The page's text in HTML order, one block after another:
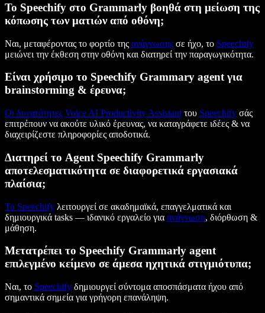
Το Speechify στο Grammarly βοηθά στη μείωση της
κόπωσης των ματιών από οθόνη;
Ναι, μεταφέροντας το φορτίο της ανάγνωσης σε ήχο, το Speechify
μειώνει την έκθεση στην οθόνη και διατηρεί την παραγωγικότητα.
Είναι χρήσιμο το Speechify Grammary agent για
brainstorming & έρευνα;
Οι δυνατότητες Voice AI Productivity Assistant του Speechify σάς
επιτρέπουν να ακούτε υλικό έρευνας, να καταγράφετε ιδέες & να
διαχειρίζεστε πληροφορίες αποδοτικά.
Διατηρεί το Agent Speechify Grammarly
αποτελεσματικότητα σε διαφορετικά εργασιακά
πλαίσια;
Το Speechify λειτουργεί σε ακαδημαϊκά, επαγγελματικά και
δημιουργικά tasks — ιδανικό εργαλείο για ανάγνωση, διόρθωση &
μάθηση.
Μετατρέπει το Speechify Grammarly agent
επιλεγμένο κείμενο σε άμεσα ηχητικά στιγμιότυπα;
Ναι, το Speechify δημιουργεί σύντομα αποσπάσματα ήχου από
σημαντικά σημεία για γρήγορη επανάληψη.